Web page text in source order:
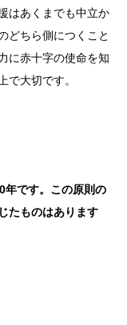
はあくまでも中立か
どちら側につくこと
に赤十字の使命を知
で大切です。
です。この原則の
たものはあります